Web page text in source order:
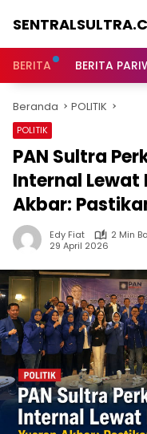
BERITA BERITA
Beranda POLITIK
POLITIK
PAN Sultra
Internal Lewat
Akbar:
Edy Fiat
2 Min
29 April 2026